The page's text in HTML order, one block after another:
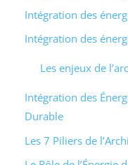
Intégration des
Intégration des
Les enjeux de
Intégration des
Durable
Les 7 Piliers de